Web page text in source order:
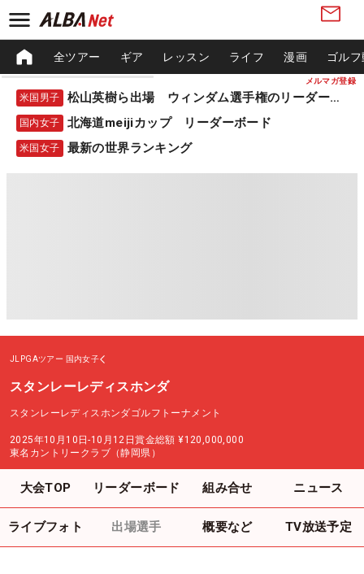
メルマガ登録
全ツアー ギア レッスン ライフ 漫画 ゴル
米国男子 松山英樹ら出場 ウィンダム選手権のリーダーボード
国内女子 北海道meijiカップ リーダーボード
米国女子 最新の世界ランキング
JLPGAツアー 国内女子
スタンレーレディスホンダ
スタンレーレディスホンダゴルフトーナメント
2025年10月10日-10月12日賞金総額 ¥120,000,000
東名カントリークラブ（静岡県）
大会TOP リーダーボード 組み合せ ニュース
ライブフォト 出場選手 概要など TV放送予定